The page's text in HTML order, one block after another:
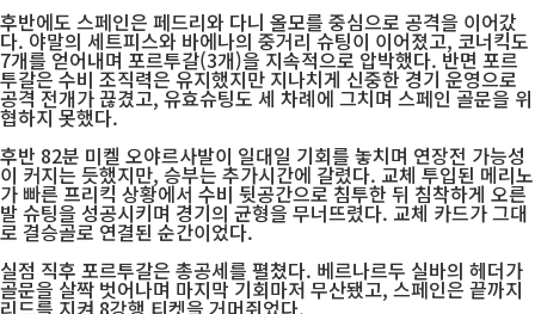
후반에도 스페인은 페드리와 다니 올모를 중심으로 공격을 이어갔
다. 야말의 세트피스와 바에나의 중거리 슈팅이 이어졌고, 코너킥도
7개를 얻어내며 포르투갈(3개)을 지속적으로 압박했다. 반면 포르
투갈은 수비 조직력은 유지했지만 지나치게 신중한 경기 운영으로
공격 전개가 끊겼고, 유효슈팅도 세 차례에 그치며 스페인 골문을 위
협하지 못했다.
후반 82분 미켈 오야르사발이 일대일 기회를 놓치며 연장전 가능성
이 커지는 듯했지만, 승부는 추가시간에 갈렸다. 교체 투입된 메리노
가 빠른 프리킥 상황에서 수비 뒷공간으로 침투한 뒤 침착하게 오른
발 슈팅을 성공시키며 경기의 균형을 무너뜨렸다. 교체 카드가 그대
로 결승골로 연결된 순간이었다.
실점 직후 포르투갈은 총공세를 펼쳤다. 베르나르두 실바의 헤더가
골문을 살짝 벗어나며 마지막 기회마저 무산됐고, 스페인은 끝까지